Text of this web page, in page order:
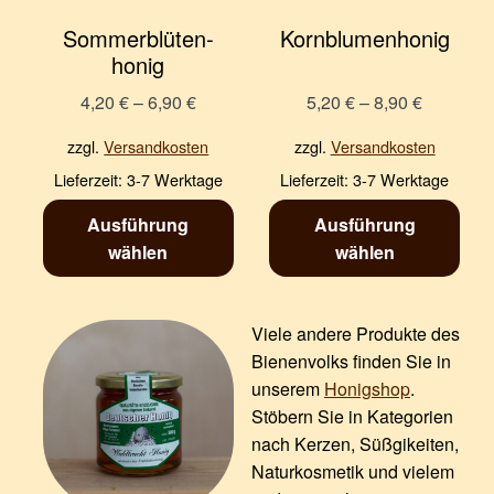
Sommer­blüten­
honig
4,20 €–6,90 €
zzgl.Versandkosten
Lieferzeit: 3-7 Werktage
Ausführung
wählen
Kornblumenhonig
5,20€–8,90€
zzgl. Versandkosten
Lieferzeit:3-7 Werktage
Ausführung
wählen
Viele andere Produkte des
Bienenvolks finden Sie in
unserem Honigshop.
Stöbern Sie in Kategorien
nach Kerzen, Süßgikeiten,
Naturkosmetik und vielem